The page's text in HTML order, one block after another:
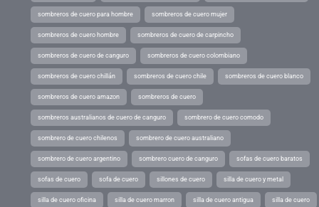
sombreros de cuero para hombre sombreros de cuero mujer
sombreros de cuero hombre sombreros de cuero de carpincho
sombreros de cuero de canguro sombreros de cuero colombiano
sombreros de cuero chillán sombreros de cuero chile sombreros de cuero blanco
sombreros de cuero amazon sombreros de cuero
sombreros australianos de cuero de canguro sombrero de cuero comodo
sombrero de cuero chilenos sombrero de cuero australiano
sombrero de cuero argentino sombrero cuero de canguro sofas de cuero baratos
sofas de cuero sofa de cuero sillones de cuero silla de cuero y metal
silla de cuero oficina silla de cuero marron silla de cuero antigua silla de cuero